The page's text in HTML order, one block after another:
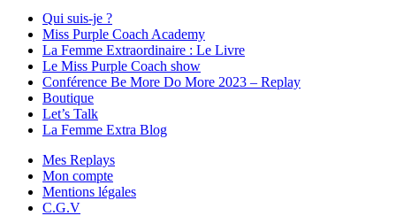
Qui suis-je ?
Miss Purple Coach Academy
La Femme Extraordinaire : Le Livre
Le Miss Purple Coach show
Conférence Be More Do More 2023 – Replay
Boutique
Let’s Talk
La Femme Extra Blog
Mes Replays
Mon compte
Mentions légales
C.G.V